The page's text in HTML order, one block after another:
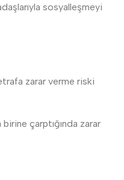
sosyalleşmeyi
zarar verme riski
çarptığında zarar